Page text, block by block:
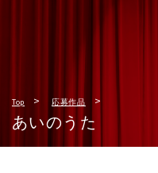
Top 応募作品
あいのうた